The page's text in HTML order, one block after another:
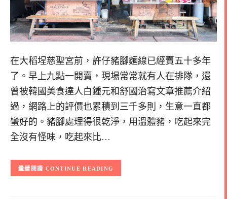
在大稻埕慈聖宮前，許仔豬腳麵線已經賣五十多年
了。早上九點一開賣，現場常常就有人在排隊，還
曾被韓國美食達人白鍾元和舒國治寫文章推薦介紹
過，網路上的評價也累積到三千多則，生意一直都
蠻好的。豬腳處理得很乾淨，用溫體豬，吃起來完
全沒有怪味，吃起來比…
CONTINUE READING